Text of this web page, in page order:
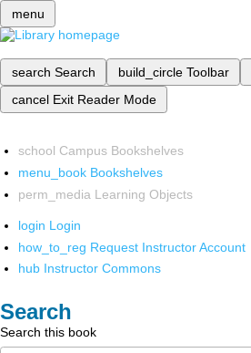
menu
search Search build_circle Toolbar
cancel Exit Reader Mode
school Campus Bookshelves
menu_book Bookshelves
perm_media Learning Objects
login Login
how_to_reg Request Instructor Account
hub Instructor Commons
Search
Search this book